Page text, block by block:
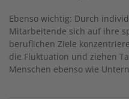
Ebenso wichtig: Durch
Mitarbeitende sich auf ihre
beruflichen Ziele
die Fluktuation und ziehen
Menschen ebenso wie